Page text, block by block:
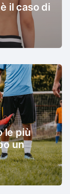
il caso di
le più
un